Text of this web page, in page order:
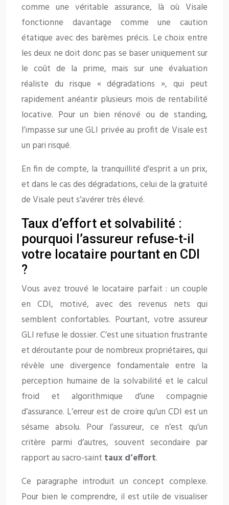
comme une véritable assurance, là où Visale
fonctionne davantage comme une caution
étatique avec des barèmes précis. Le choix entre
les deux ne doit donc pas se baser uniquement sur
le coût de la prime, mais sur une évaluation
réaliste du risque « dégradations », qui peut
rapidement anéantir plusieurs mois de rentabilité
locative. Pour un bien rénové ou de standing,
l’impasse sur une GLI privée au profit de Visale est
un pari risqué.
En fin de compte, la tranquillité d’esprit a un prix,
et dans le cas des dégradations, celui de la gratuité
de Visale peut s’avérer très élevé.
Taux d’effort et solvabilité :
pourquoi l’assureur refuse-t-il
votre locataire pourtant en CDI
?
Vous avez trouvé le locataire parfait : un couple
en CDI, motivé, avec des revenus nets qui
semblent confortables. Pourtant, votre assureur
GLI refuse le dossier. C’est une situation frustrante
et déroutante pour de nombreux propriétaires, qui
révèle une divergence fondamentale entre la
perception humaine de la solvabilité et le calcul
froid et algorithmique d’une compagnie
d’assurance. L’erreur est de croire qu’un CDI est un
sésame absolu. Pour l’assureur, ce n’est qu’un
critère parmi d’autres, souvent secondaire par
rapport au sacro-saint taux d’effort.
Ce paragraphe introduit un concept complexe.
Pour bien le comprendre, il est utile de visualiser